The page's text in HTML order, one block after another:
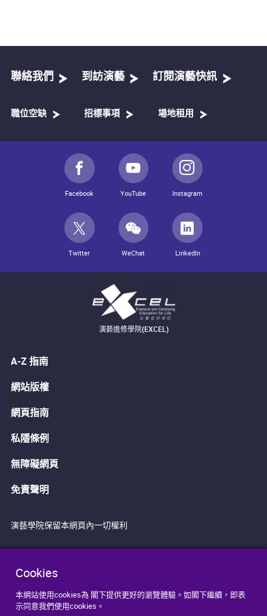
Cookies
本網站使用cookies為 閣下提供更好的瀏覽體驗。如閣下繼續，即表
示同意我們使用cookies。
聯絡我們 到訪演藝 訂閱演藝快訊
職位空缺 招標事項 場地租用
Facebook YouTube Instagram
Twitter WeChat LinkedIn
演藝進修學院(EXCEL)
A-Z 指南
網站版權
網頁指南
私隱條例
無障礙網頁
免責聲明
演藝學院保留本網頁內一切權利